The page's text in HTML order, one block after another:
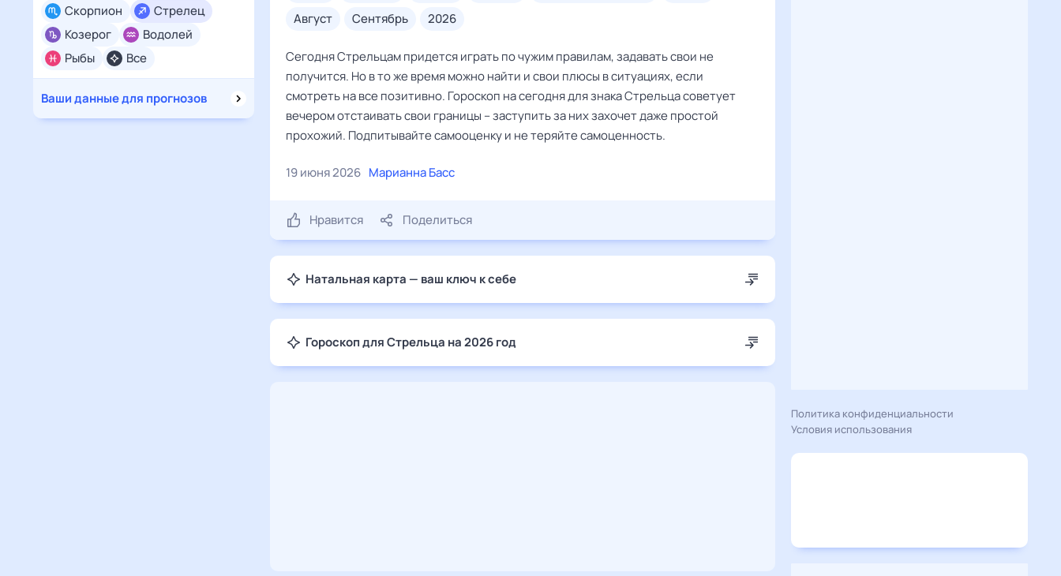
Все
Скорпион
Стрелец
Козерог
Водолей
Рыбы
Ваши данные для прогнозов
август
сентябрь 2026
Сегодня Стрельцам придется играть по чужим правилам, задавать свои не
получится. Но в то же время можно найти и свои плюсы в ситуациях, если
смотреть на все позитивно. Гороскоп на сегодня для знака Стрельца советует
вечером отстаивать свои границы – заступить за них захочет даже простой
прохожий. Подпитывайте самооценку и не теряйте самоценность.
19 июня 2026 Марианна Басс
Нравится Поделиться
Натальная карта — ваш ключ к себе
Гороскоп для Стрельца на 2026 год
Политика конфиденциальности
Условия использования